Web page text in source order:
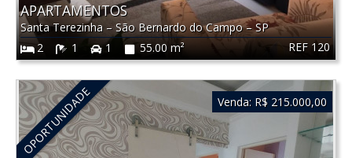
REF 120
APARTAMENTOS
Santa Terezinha – São Bernardo do Campo–SP
2
1 1 55.00 m²
OPORTUNIDADE Venda: R$ 215.000,00